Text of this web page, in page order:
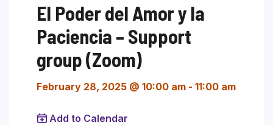
El Poder del Amor y la
Paciencia – Support
group (Zoom)
February 28, 2025 @ 10:00 am - 11:00 am
Add to Calendar